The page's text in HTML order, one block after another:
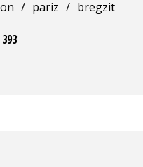
/ pariz / bregzit